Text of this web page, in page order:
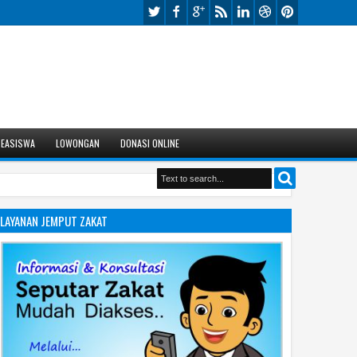
LOWONGAN DONASI ONLINE
LAYANAN JEMPUT ZAKAT